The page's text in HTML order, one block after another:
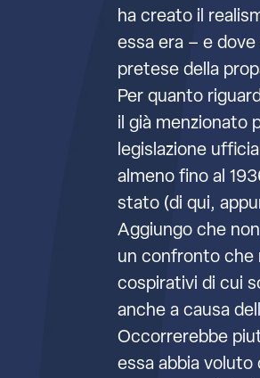
ha creato il
essa era – e
pretese della
Per quanto
il già menzionato
legislazione
almeno fino al
stato (di qui,
Aggiungo che
un confronto che
cospirativi di cui
anche a causa
Occorrerebbe
essa abbia